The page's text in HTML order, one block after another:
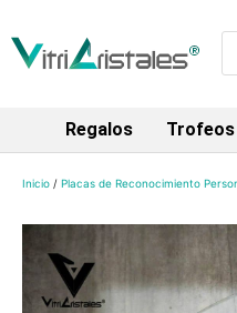
Regalos Trofeos
Inicio / Placas de Reconocimiento